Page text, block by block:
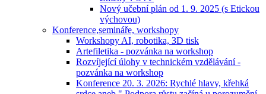
Nový učební plán od 1. 9. 2025 (s Etickou
výchovou)
Konference,semináře, workshopy
Workshopy AI, robotika, 3D tisk
Artefiletika - pozvánka na workshop
Rozvíjející úlohy v technickém vzdělávání -
pozvánka na workshop
Konference 20. 3. 2026: Rychlé hlavy, křehká